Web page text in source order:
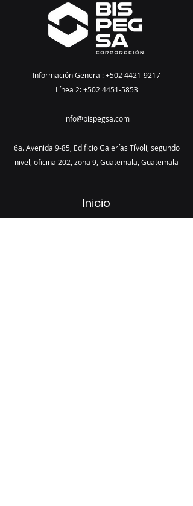
Información General:+502 4421-9217
Línea 2:+502 4451-5853
info@bispegsa.com
6a. Avenida 9-85, Edificio Galerías Tívoli, segundo
nivel, oficina 202, zona 9, Guatemala, Guatemala
Inicio